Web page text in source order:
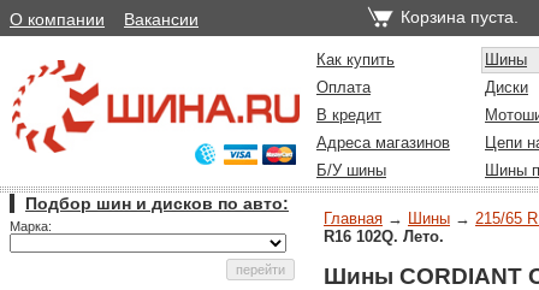
О компании Вакансии Корзина пуста.
Как купить
Шины
Оплата
Диски
В кредит
Адреса магазинов
Цепи
Б/У шины
Шины
Подбор шин и дисков по авто:
Марка: Главная → Шины → 215/65
R16 102Q. Лето.
Шины CORDIANT